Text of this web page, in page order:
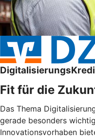
Fit für die
Das Thema
gerade besonders
Innovationsvorhaben